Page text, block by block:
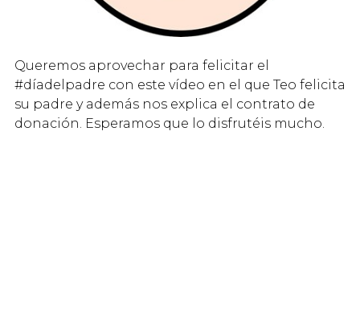
Queremos aprovechar para felicitar el
#díadelpadre con este vídeo en el que Teo felicita
su padre y además nos explica el contrato de
donación. Esperamos que lo disfrutéis mucho.